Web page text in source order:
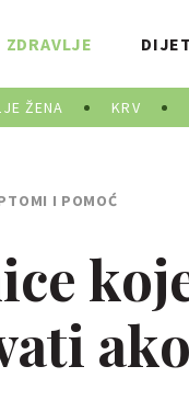
ZDRAVLJE
ŽENA KRV
I POMOĆ